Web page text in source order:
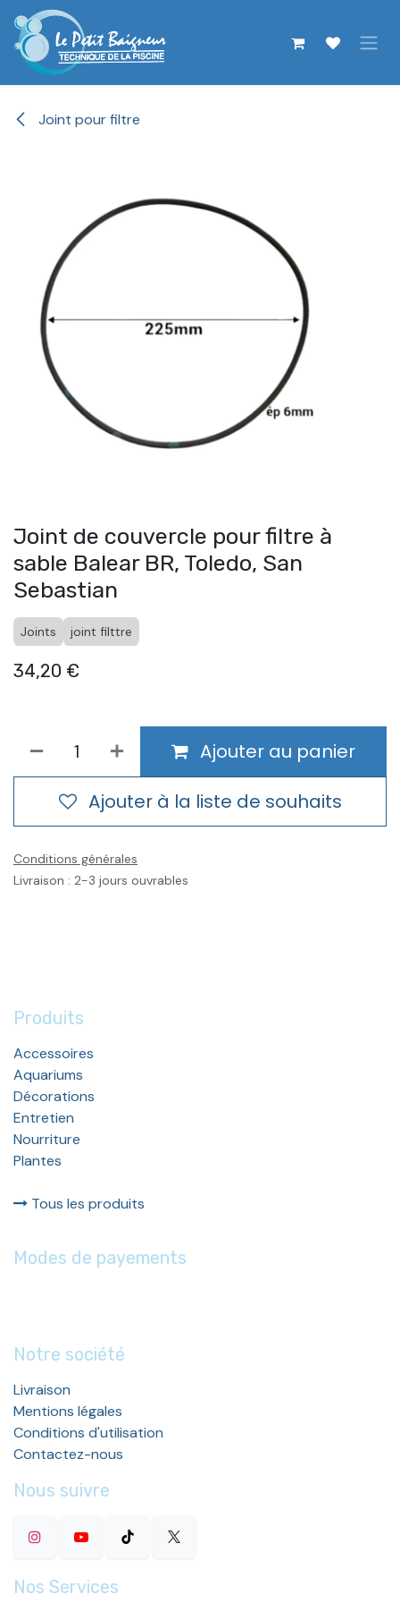
Se rendre au contenu
Joint pour filtre
Joint de couvercle pour filtre à
sable Balear BR, Toledo, San
Sebastian
Joints joint filttre
34,20 €
Ajouter au panier
Ajouter à la liste de souhaits
Conditions générales
Livraison : 2-3 jours ouvrables
Produits
Accessoires
Aquariums
Décorations
Entretien
Nourriture
Plantes
Tous les produits
Modes de payements
Notre société
Livraison
Mentions légales
Conditions d'utilisation
Contactez-nous
Nous suivre
Nos Services